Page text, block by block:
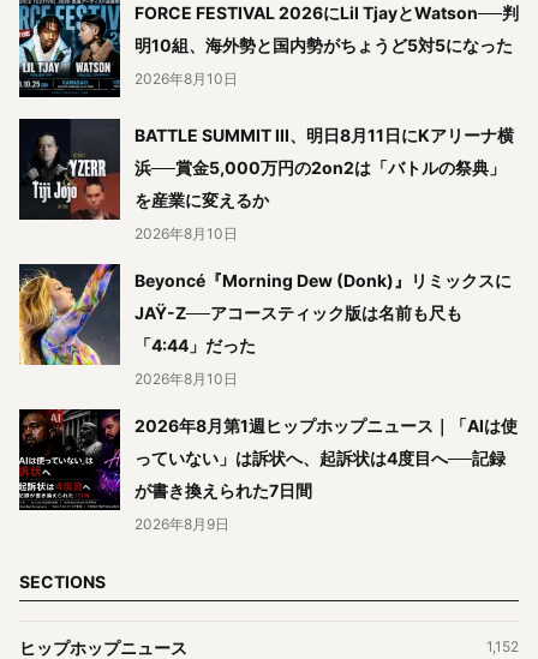
FORCE FESTIVAL 2026にLil TjayとWatson──判
明10組、海外勢と国内勢がちょうど5対5になった
2026年8月10日
BATTLE SUMMIT III、明日8月11日にKアリーナ横
浜──賞金5,000万円の2on2は「バトルの祭典」
を産業に変えるか
2026年8月10日
Beyoncé『Morning Dew (Donk)』リミックスに
JAŸ-Z──アコースティック版は名前も尺も
「4:44」だった
2026年8月10日
2026年8月第1週ヒップホップニュース｜「AIは使
っていない」は訴状へ、起訴状は4度目へ──記録
が書き換えられた7日間
2026年8月9日
SECTIONS
ヒップホップニュース 1,152